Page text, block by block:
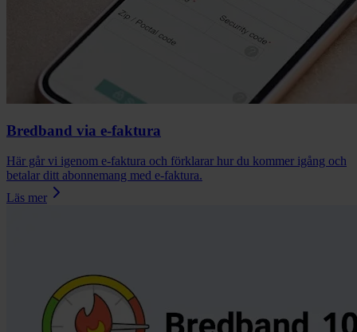
Bredband via e-faktura
Här går vi igenom e-faktura och förklarar hur du kommer igång och
betalar ditt abonnemang med e-faktura.
Läs mer